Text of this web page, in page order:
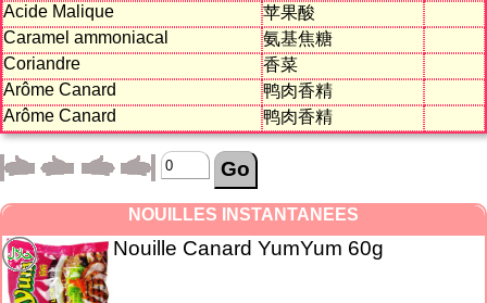
Acide Malique
苹果酸
Caramel ammoniacal
氨基焦糖
Coriandre
香菜
Arôme Canard
鸭肉香精
Arôme Canard
鸭肉香精
NOUILLES INSTANTANEES
Nouille Canard YumYum 60g